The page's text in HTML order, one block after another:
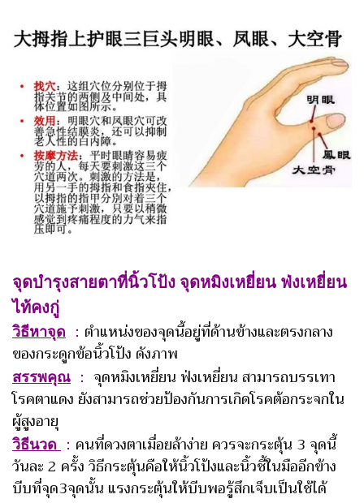
จุดบำรุงสายตาที่นิ้วโป้ง จุดหมิงเหยี่ยน ฟ่งเหยี่ยน
ไท้คงกู่
วิธีหาจุด ： ตำแหน่งของจุดนี้อยู่ที่ด้านข้างและตรงกลาง
ของกระดูกข้อนิ้วโป้ง ดังภาพ
สรรพคุณ ： จุดหมิงเหยี่ยน ฟ่งเหยี่ยน สามารถบรรเทา
โรคตาแดง ยังสามารถช่วยป้องกันการเกิดโรคต้อกระจกใน
ผู้สูงอายุ
วิธีนวด ： คนที่ดวงตาเมื่อยล้าง่าย ควรจะกระตุ้น 3 จุดนี้
วันละ 2 ครั้ง วิธีกระตุ้นคือให้นิ้วโป้งและนิ้วชี้ในมืออีกข้าง
บีบที่จุด3จุดนั้น แรงกระตุ้นให้บีบพอรู้สึกเจ็บเป็นใช้ได้